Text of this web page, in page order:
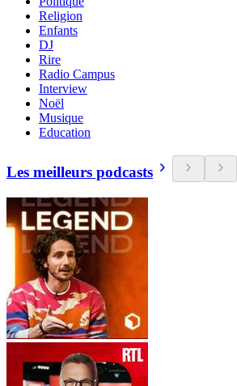
Religion
Enfants
DJ
Rire
Radio Campus
Interview
Noël
Musique
Education
Les meilleurs podcasts